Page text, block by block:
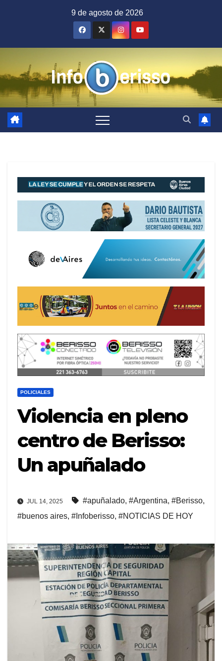
9 de agosto de 2026
POLICIALES
Violencia en pleno
centro de Berisso:
Un apuñalado
JUL 14, 2025 #apuñalado, #Argentina, #Berisso,
#buenos aires, #Infoberisso, #NOTICIAS DE HOY